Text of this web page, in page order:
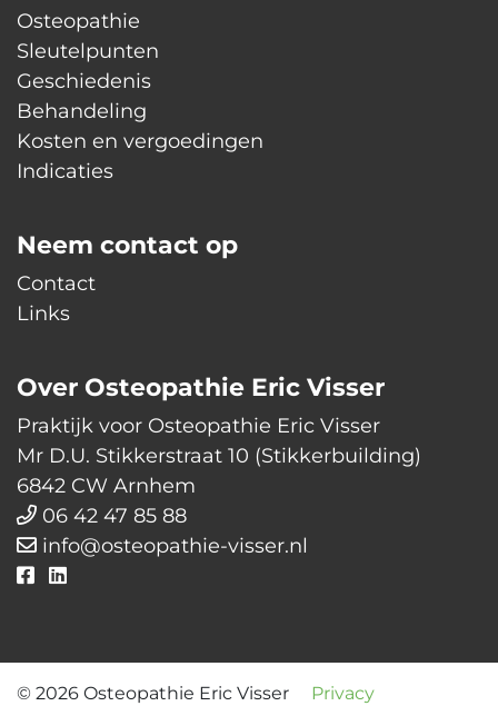
Osteopathie
Sleutelpunten
Geschiedenis
Behandeling
Kosten en vergoedingen
Indicaties
Neem contact op
Contact
Links
Over Osteopathie Eric Visser
Praktijk voor Osteopathie Eric Visser
Mr D.U. Stikkerstraat 10 (Stikkerbuilding)
6842 CW Arnhem
06 42 47 85 88
info@osteopathie-visser.nl
© 2026 Osteopathie Eric Visser Privacy